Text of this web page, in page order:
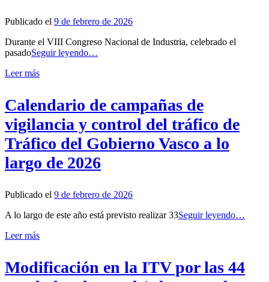
Publicado el 9 de febrero de 2026
Durante el VIII Congreso Nacional de Industria, celebrado el
pasadoSeguir leyendo…
Leer más
Calendario de campañas de
vigilancia y control del tráfico de
Tráfico del Gobierno Vasco a lo
largo de 2026
Publicado el 9 de febrero de 2026
A lo largo de este año está previsto realizar 33Seguir leyendo…
Leer más
Modificación en la ITV por las 44